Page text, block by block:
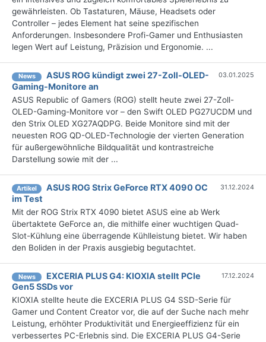
gewährleisten. Ob Tastaturen, Mäuse, Headsets oder
Controller – jedes Element hat seine spezifischen
Anforderungen. Insbesondere Profi-Gamer und Enthusiasten
legen Wert auf Leistung, Präzision und Ergonomie. ...
News
ASUS ROG kündigt zwei 27-Zoll-OLED-
Gaming-Monitore an
03.01.2025
ASUS Republic of Gamers (ROG) stellt heute zwei 27-Zoll-
OLED-Gaming-Monitore vor – den Swift OLED PG27UCDM und
den Strix OLED XG27AQDPG. Beide Monitore sind mit der
neuesten ROG QD-OLED-Technologie der vierten Generation
für außergewöhnliche Bildqualität und kontrastreiche
Darstellung sowie mit der ...
Artikel
ASUS ROG Strix GeForce RTX 4090 OC
im Test
31.12.2024
Mit der ROG Strix RTX 4090 bietet ASUS eine ab Werk
übertaktete GeForce an, die mithilfe einer wuchtigen Quad-
Slot-Kühlung eine überragende Kühlleistung bietet. Wir haben
den Boliden in der Praxis ausgiebig begutachtet.
News
EXCERIA PLUS G4: KIOXIA stellt PCIe
Gen5 SSDs vor
17.12.2024
KIOXIA stellte heute die EXCERIA PLUS G4 SSD-Serie für
Gamer und Content Creator vor, die auf der Suche nach mehr
Leistung, erhöhter Produktivität und Energieeffizienz für ein
verbessertes PC-Erlebnis sind. Die EXCERIA PLUS G4-Serie